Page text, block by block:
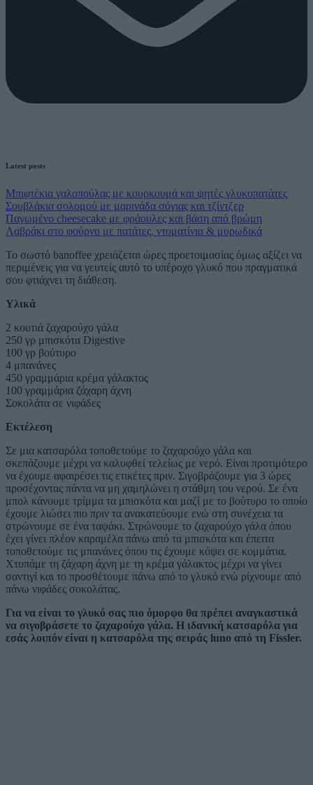
Latest posts
Μπιφτέκια γαλοπούλας με κουρκουμά και ψητές γλυκοπατάτες
Σουβλάκια σολομού με μαρινάδα σόγιας και τζίντζερ
Παγωμένο cheesecake με φράουλες και βάση από βρώμη
Λαβράκι στο φούρνο με πατάτες, ντοματίνια & μυρωδικά
Το σωστό banoffee χρειάζεται ώρες προετοιμασίας όμως αξίζει να
περιμένεις για να γευτείς αυτό το υπέροχο γλυκό που πραγματικά
σου φτιάχνει τη διάθεση.
Υλικά
2 κουτιά ζαχαρούχο γάλα
250 γρ μπισκότα Digestive
100 γρ βούτυρο
4 μπανάνες
450 γραμμάρια κρέμα γάλακτος
100 γραμμάρια ζάχαρη άχνη
Σοκολάτα σε νιφάδες
Εκτέλεση
Σε μια κατσαρόλα τοποθετούμε το ζαχαρούχο γάλα και
σκεπάζουμε μέχρι να καλυφθεί τελείως με νερό. Είναι προτιμότερο
να έχουμε αφαιρέσει τις ετικέτες πριν. Σιγοβράζουμε για 3 ώρες
προσέχοντας πάντα να μη χαμηλώνει η στάθμη του νερού. Σε ένα
μπολ κάνουμε τρίμμα τα μπισκότα και μαζί με το βούτυρο το οποίο
έχουμε λιώσει πιο πριν τα ανακατεύουμε ενώ στη συνέχεια τα
στρώνουμε σε ένα ταψάκι. Στρώνουμε το ζαχαρούχο γάλα όπου
έχει γίνει πλέον καραμέλα πάνω από τα μπισκότα και έπειτα
τοποθετούμε τις μπανάνες όπου τις έχουμε κόψει σε κομμάτια.
Χτυπάμε τη ζάχαρη άχνη με τη κρέμα γάλακτος μέχρι να γίνει
σαντιγί και το προσθέτουμε πάνω από το γλυκό ενώ ρίχνουμε από
πάνω νιφάδες σοκολάτας.
Για να είναι το γλυκό σας πιο όμορφο θα πρέπει αναγκαστικά
να σιγοβράσετε το ζαχαρούχο γάλα. Η ιδανική κατσαρόλα για
εσάς λοιπόν είναι η κατσαρόλα της σειράς luno από τη Fissler.